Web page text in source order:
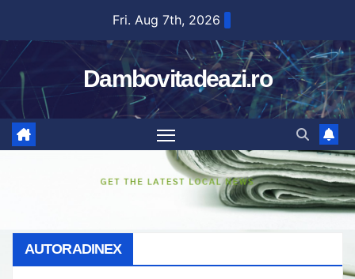
content
Fri. Aug 7th, 2026
Dambovitadeazi.ro
AUTORADINEX